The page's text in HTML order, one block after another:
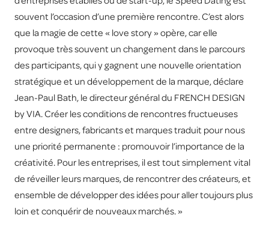
souvent l’occasion d’une première rencontre. C’est alors
que la magie de cette « love story » opère, car elle
provoque très souvent un changement dans le parcours
des participants, qui y gagnent une nouvelle orientation
stratégique et un développement de la marque, déclare
Jean-Paul Bath, le directeur général du FRENCH DESIGN
by VIA. Créer les conditions de rencontres fructueuses
entre designers, fabricants et marques traduit pour nous
une priorité permanente : promouvoir l’importance de la
créativité. Pour les entreprises, il est tout simplement vital
de réveiller leurs marques, de rencontrer des créateurs, et
ensemble de développer des idées pour aller toujours plus
loin et conquérir de nouveaux marchés. »